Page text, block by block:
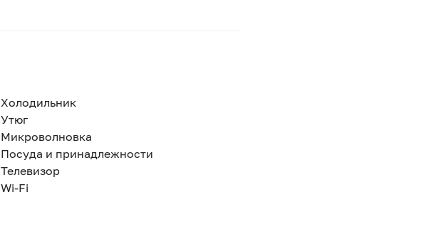
Холодильник
Утюг
Микроволновка
Посуда и принадлежности
Телевизор
Wi-Fi